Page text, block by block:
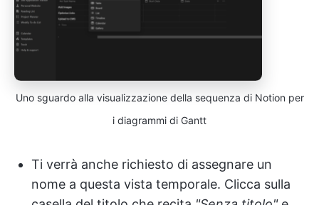
Uno sguardo alla visualizzazione della sequenza di Notion per
i diagrammi di Gantt
Ti verrà anche richiesto di assegnare un
nome a questa vista temporale. Clicca sulla